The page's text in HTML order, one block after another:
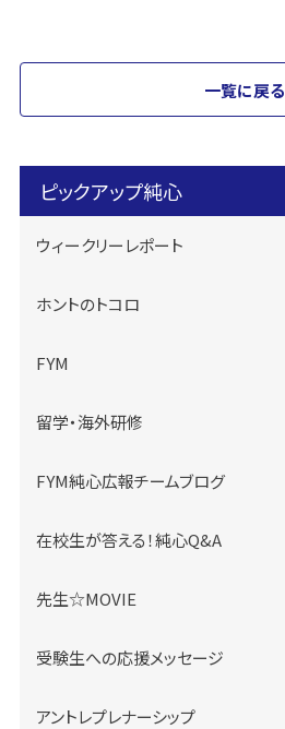
一覧に戻る
ピックアップ純心
ウィークリーレポート
ホントのトコロ
FYM
留学・海外研修
FYM純心広報チームブログ
在校生が答える！純心Q&A
先生☆MOVIE
受験生への応援メッセージ
アントレプレナーシップ